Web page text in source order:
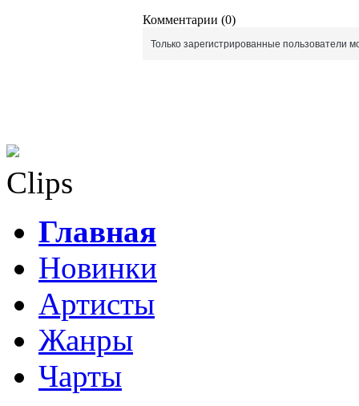
Комментарии (0)
Только зарегистрированные пользователи
Clips
Главная
Новинки
Артисты
Жанры
Чарты